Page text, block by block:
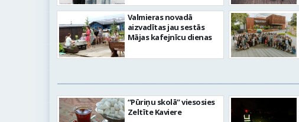
Valmieras novadā
aizvadītas jau sestās
Mājas kafejnīcu dienas
“Pūriņu skolā” viesosies
Zeltīte Kaviere